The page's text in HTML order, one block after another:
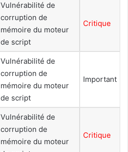
Vulnérabilité de
corruption de
mémoire du moteur
de script
Critique
Vulnérabilité de
corruption de
mémoire du moteur
de script
Important
Vulnérabilité de
corruption de
mémoire du moteur
Critique